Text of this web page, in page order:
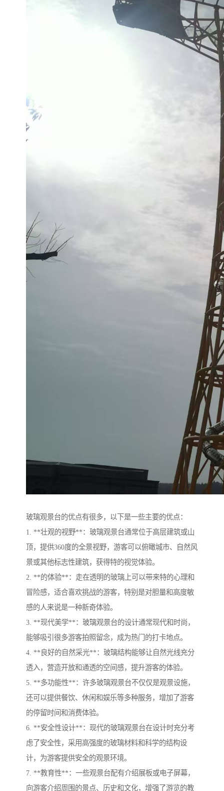
玻璃观景台的优点有很多，以下是一些主要的优点：
1. **壮观的视野**：玻璃观景台通常位于高层建筑或山
顶，提供360度的全景视野，游客可以俯瞰城市、自然风
景或其他标志性建筑，获得特的视觉体验。
2. **的体验**：走在透明的玻璃上可以带来特的心理和
冒险感，适合喜欢挑战的游客，特别是对胆量和高度敏
感的人来说是一种新奇体验。
3. **现代美学**：玻璃观景台的设计通常现代和时尚，
能够吸引很多游客拍照留念，成为热门的打卡地点。
4. **良好的自然采光**：玻璃结构能够让自然光线充分
透入，营造开放和通透的空间感，提升游客的体验。
5. **多功能性**：许多玻璃观景台不仅仅是观景设施，
还可以提供餐饮、休闲和娱乐等多种服务，增加了游客
的停留时间和消费体验。
6. **安全性设计**：现代的玻璃观景台在设计时充分考
虑了安全性，采用高强度的玻璃材料和科学的结构设
计，为游客提供安全的观景环境。
7. **教育性**：一些观景台配有介绍展板或电子屏幕，
向游客介绍周围的景点、历史和文化，增强了游览的教